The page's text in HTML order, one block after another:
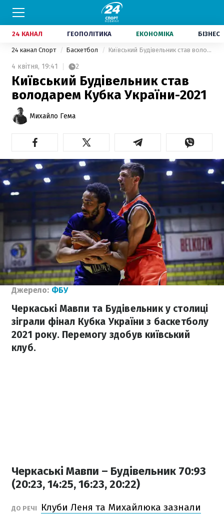
24 КАНАЛ ГЕОПОЛІТИКА ЕКОНОМІКА БІЗНЕС
24 канал Спорт Баскетбол Київський Будівельник став володарем Кубка України-2021
4 квітня, 19:41 2
Київський Будівельник став
володарем Кубка України-2021
Михайло Гема
Джерело: ФБУ
Черкаські Мавпи та Будівельник у столиці
зіграли фінал Кубка України з баскетболу
2021 року. Перемогу здобув київський
клуб.
Черкаські Мавпи – Будівельник 70:93
(20:23, 14:25, 16:23, 20:22)
ДО РЕЧІ
Клуби Леня та Михайлюка зазнали